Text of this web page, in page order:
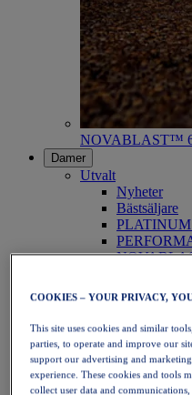
NOVABLAST™
Damer
Utvalt
Nyheter
Bästsäljare
PLATINUM
Löpning
Traillöpning
Tennis
Volleyboll
Handboll
Padel
Nätboll
COOKIES – YOUR PRIVACY,
This site uses cookies and similar
parties, to operate and improve our
support our advertising and
experience. These cookies and tools
collect user data and